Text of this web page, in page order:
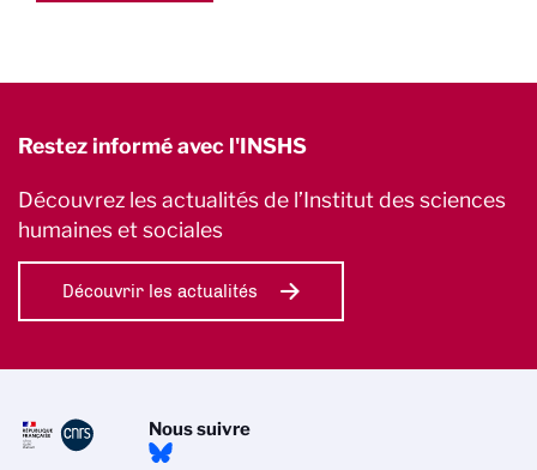
Restez informé avec l'INSHS
Découvrez les actualités de l’Institut des sciences
humaines et sociales
Découvrir les actualités
Nous suivre